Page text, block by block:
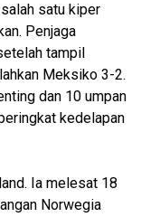
satu kiper
Penjaga
tampil
Meksiko 3-2.
dan 10 umpan
kedelapan
Ia melesat 18
Norwegia